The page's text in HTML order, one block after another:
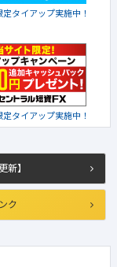
新】
ク
定タイアップ実施中！
定タイアップ実施中！